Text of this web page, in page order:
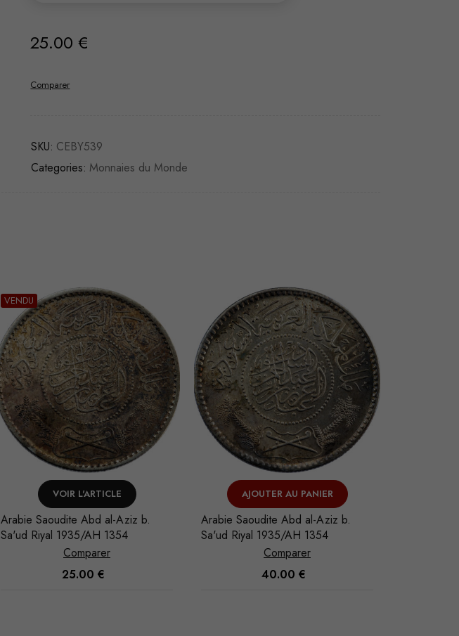
25.00€
Comparer
SKU: CEBY539
Categories: Monnaies du Monde
VENDU
VOIR L'ARTICLE
Arabie Saoudite Abd al-Aziz b.
Sa'ud Riyal 1935/AH 1354
Comparer
25.00 €
AJOUTER AU PANIER
Arabie Saoudite Abd al-Aziz b.
Sa'ud Riyal 1935/AH 1354
Comparer
40.00 €